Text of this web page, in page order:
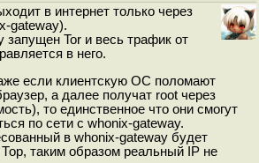
в интернет только через
gateway).
запущен Tor и весь трафик от
в него.
если клиентскую ОС поломают
а далее получат root через
то единственное что они смогут
по сети с whonix-gateway.
в whonix-gateway будет
Тор, таким образом реальный IP не